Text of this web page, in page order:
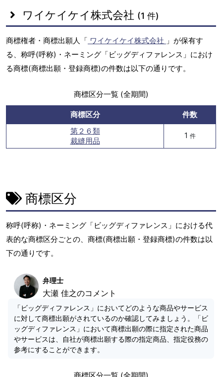
ワイケイケイ株式会社 (1 件)
商標権者・商標出願人「 ワイケイケイ株式会社 」が保有す
る、称呼(呼称)・ネーミング「ビッグディファレンス」におけ
る商標(商標出願・登録商標)の件数は以下の通りです。
商標区分一覧 (全期間)
商標区分
件数
第２６類
裁縫用品
1 件
商標区分
称呼(呼称)・ネーミング「ビッグディファレンス」における代
表的な商標区分ごとの、商標(商標出願・登録商標)の件数は以
下の通りです。
弁理士
大瀬 佳之のコメント
「ビッグディファレンス」においてどのような商品やサービス
に対して商標出願がされているのか確認してみましょう。「ビ
ッグディファレンス」において商標出願の際に指定された商品
やサービスは、自社が商標出願する際の指定商品、指定役務の
参考にすることができます。